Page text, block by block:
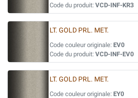
Code du produit: VCD-INF-KR3
LT. GOLD PRL. MET.
Code couleur originale: EV0
Code du produit: VCD-INF-EV0
LT. GOLD PRL. MET.
Code couleur originale: EY0